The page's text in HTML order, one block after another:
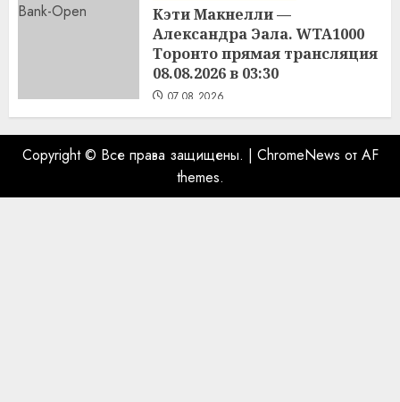
Кэти Макнелли —
Александра Эала. WTA1000
Торонто прямая трансляция
08.08.2026 в 03:30
07.08.2026
Copyright © Все права защищены. | ChromeNews от AF
themes.